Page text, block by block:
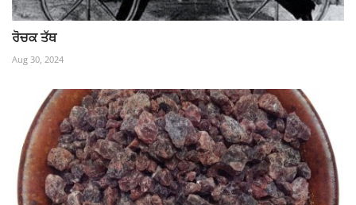
ਰੋਚਕ ਤੱਥ
Aug 30, 2024